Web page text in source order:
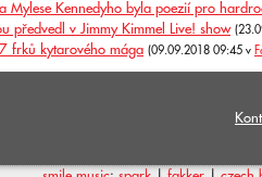
Mylese Kennedyho byla poezií pro
předvedl v Jimmy Kimmel Live! show
frků kytarového mága (09.09.2018 09:45 v